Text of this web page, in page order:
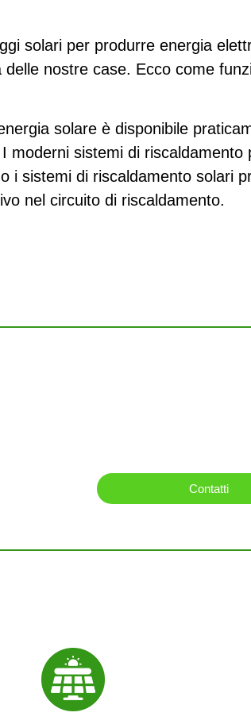
solari per produrre energia
delle nostre case. Ecco come
solare è disponibile
moderni sistemi di riscaldamento
i sistemi di riscaldamento solari
nel circuito di riscaldamento.
Contatti